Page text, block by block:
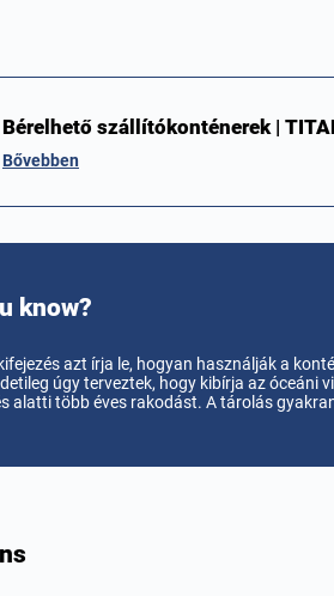
Bérelhető szállítókonténerek |
Bővebben
know?
azt írja le, hogyan használják a
úgy terveztek, hogy kibírja az óceáni
alatti több éves rakodást. A tárolás